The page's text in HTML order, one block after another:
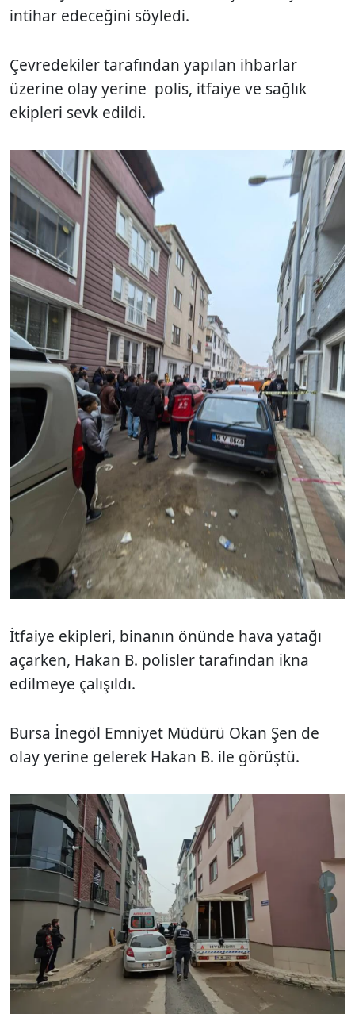
intihar edeceğini söyledi.
Çevredekiler tarafından yapılan ihbarlar
üzerine olay yerine polis, itfaiye ve sağlık
ekipleri sevk edildi.
İtfaiye ekipleri, binanın önünde hava yatağı
açarken, Hakan B. polisler tarafından ikna
edilmeye çalışıldı.
Bursa İnegöl Emniyet Müdürü Okan Şen de
olay yerine gelerek Hakan B. ile görüştü.